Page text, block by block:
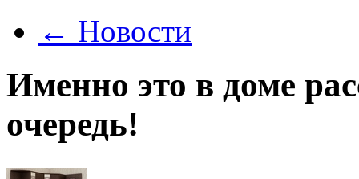
← Новости
Именно это в доме
очередь!